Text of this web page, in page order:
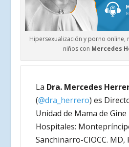
Hipersexualización y porno online,
niños con Mercedes
La Dra. Mercedes
(@dra_herrero) es
Unidad de Mama de
Hospitales:
Sanchinarro-CIOCC. MD,